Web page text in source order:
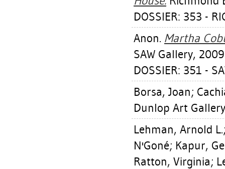
DOSSIER: 353 -
Anon. Martha
SAW Gallery,
DOSSIER: 351 -
Borsa, Joan;
Dunlop Art
Lehman, Arnold L.
N'Goné; Kapur,
Ratton, Virginia;